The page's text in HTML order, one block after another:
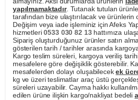
yapılmamaktadır. Tutanak tutulan
tarafından bize ulaştırılacak ve ürünlerin
Değişim veya iade işleminiz için Afeks
hizmetleri0533 030 82 13hattımıza
Sipariş oluşturduğunuz ürünler satın
gösterilen tarih / tarihler arasında
Kargo teslim süreleri, kargoya veriliş
mesafelere göre değişiklik gösterebilir.
mesafelerden dolayı oluşabilecekek
kg ve üzeri teslimatlar araç üstü
süreleri uzayabilir. Cayma hakkı
edilen ürüne ilişkin kargo/nakliyat bedeli